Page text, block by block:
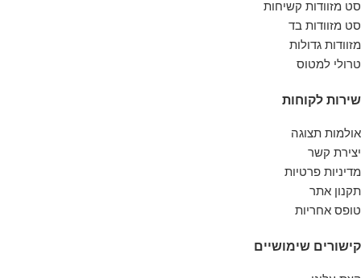
סט מזוודות קשיחות
סט מזוודות בד
מזוודות גדולות
טרולי למטוס
שירות לקוחות
אולמות תצוגה
יצירת קשר
מדיניות פרטיות
תקנון אתר
טופס אחריות
קישורים שימושיים